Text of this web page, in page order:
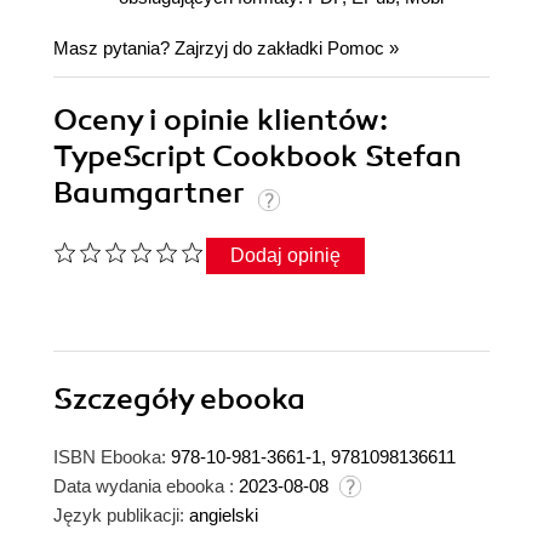
Masz pytania? Zajrzyj do zakładki Pomoc »
Oceny i opinie klientów:
TypeScript Cookbook Stefan
Baumgartner
Dodaj opinię
Szczegółyebooka
ISBN Ebooka: 978-10-981-3661-1, 9781098136611
Data wydania ebooka : 2023-08-08
Język publikacji: angielski